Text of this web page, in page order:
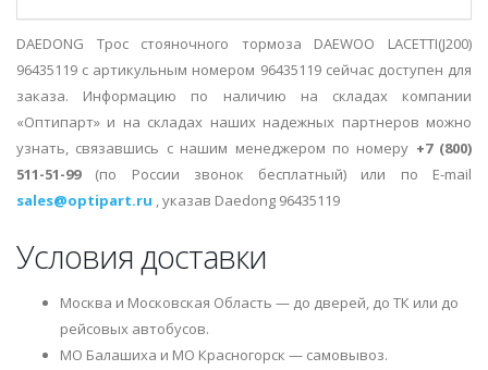
DAEDONG Трос стояночного тормоза DAEWOO LACETTI(J200)
96435119 с артикульным номером 96435119 сейчас доступен для
заказа. Информацию по наличию на складах компании
«Оптипарт» и на складах наших надежных партнеров можно
узнать, связавшись с нашим менеджером по номеру +7 (800)
511-51-99(по России звонок бесплатный) или по E-mail
sales@optipart.ru , указав Daedong 96435119
Условия доставки
Москва и Московская Область — до дверей, до ТК или до
рейсовых автобусов.
МО Балашиха и МО Красногорск — самовывоз.